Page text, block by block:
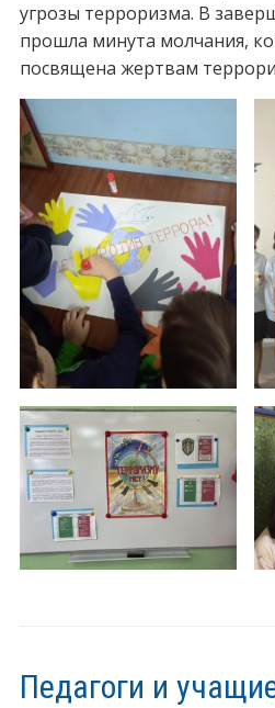
угрозы терроризма. В
прошла минута молчания,
посвящена жертвам
Педагоги и